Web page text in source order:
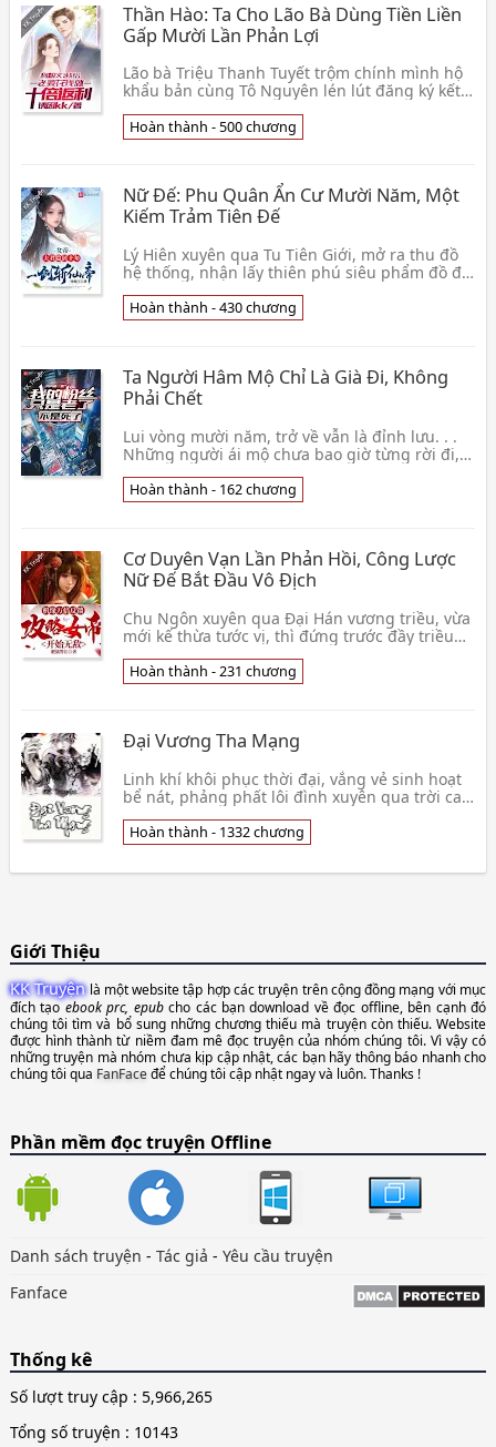
Thần Hào: Ta Cho Lão Bà Dùng Tiền Liền
Gấp Mười Lần Phản Lợi
Lão bà Triệu Thanh Tuyết trộm chính mình hộ
khẩu bản cùng Tô Nguyên lén lút đăng ký kết
mặt áp lực👦 Dụ Nhân KK
Hoàn thành - 500 chương
Nữ Đế: Phu Quân Ẩn Cư Mười Năm, Một
Kiếm Trảm Tiên Đế
Lý Hiên xuyên qua Tu Tiên Giới, mở ra thu đồ
hệ thống, nhận lấy thiên phú siêu phẩm đồ đệ
liền có thể thu hoạch được ban thưởng, đồ đệ
mạnh 👦 Nhất Quyền Manh Vương
Hoàn thành - 430 chương
Ta Người Hâm Mộ Chỉ Là Già Đi, Không
Phải Chết
Lui vòng mười năm, trở về vẫn là đỉnh lưu. . .
Những người ái mộ chưa bao giờ từng rời đi,
Hoàn thành - 162 chương
Cơ Duyên Vạn Lần Phản Hồi, Công Lược
Nữ Đế Bắt Đầu Vô Địch
Chu Ngôn xuyên qua Đại Hán vương triều, vừa
mới kế thừa tước vị, thì đứng trước đầy triều
Chu👦 Phì Miêu Cảnh Trưởng
Hoàn thành - 231 chương
Đại Vương Tha Mạng
Linh khí khôi phục thời đại, vắng vẻ sinh hoạt
bể nát, phảng phất lôi đình xuyên qua trời cao,
x👦 Hội Thuyết Thoại Trửu Tử
Hoàn thành - 1332 chương
Giới Thiệu
KK Truyệnlà một website tập hợp các truyện trên cộng đồng mạng với mục
đích tạoebook prc, epubcho các bạn download về đọc offline, bên cạnh đó
chúng tôi tìm và bổ sung những chương thiếu mà truyện còn thiếu. Website
được hình thành từ niềm đam mê đọc truyện của nhóm chúng tôi. Vì vậy có
những truyện mà nhóm chưa kịp cập nhật, các bạn hãy thông báo nhanh cho
chúng tôi qua FanFaceđể chúng tôi cập nhật ngay và luôn. Thanks !
Phần mềm đọc truyện Offline
Danh sách truyện - Tác giả - Yêu cầu truyện
Fanface
Thống kê
Số lượt truy cập : 5,966,265
Tổng số truyện : 10143